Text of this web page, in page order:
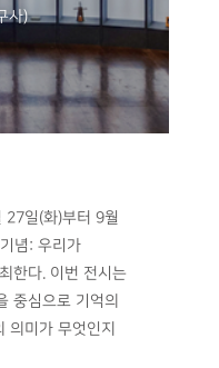
사)
일(화)부터 9월
념: 우리가
한다. 이번 전시는
중심으로 기억의
의미가 무엇인지